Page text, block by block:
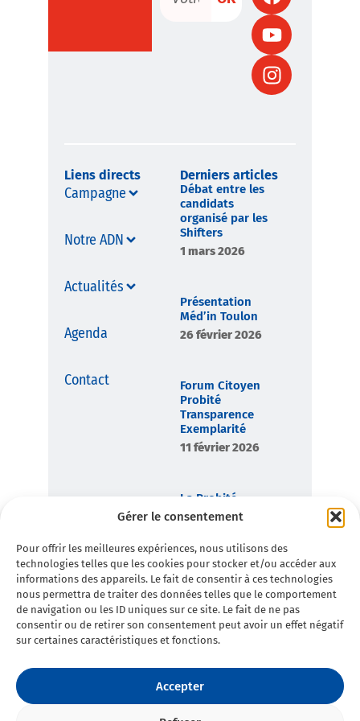
Gérer le consentement
Pour offrir les meilleures expériences, nous utilisons des
technologies telles que les cookies pour stocker et/ou accéder aux
informations des appareils. Le fait de consentir à ces technologies
nous permettra de traiter des données telles que le comportement
de navigation ou les ID uniques sur ce site. Le fait de ne pas
consentir ou de retirer son consentement peut avoir un effet négatif
sur certaines caractéristiques et fonctions.
Accepter
Liens directs
Campagne
Notre ADN
Actualités
Agenda
Contact
Derniers articles
Débat entre les
candidats
organisé par les
Shifters
1 mars 2026
Présentation
Méd’in Toulon
26 février 2026
Forum Citoyen
Probité
Transparence
Exemplarité
11 février 2026
La Probité,
boussole
Toulon en
Commun
7 février 2026